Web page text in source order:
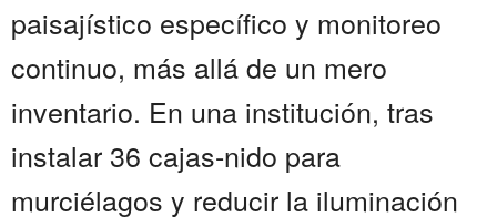
paisajístico específico y monitoreo
continuo, más allá de un mero
inventario. En una institución, tras
instalar 36 cajas-nido para
murciélagos y reducir la iluminación